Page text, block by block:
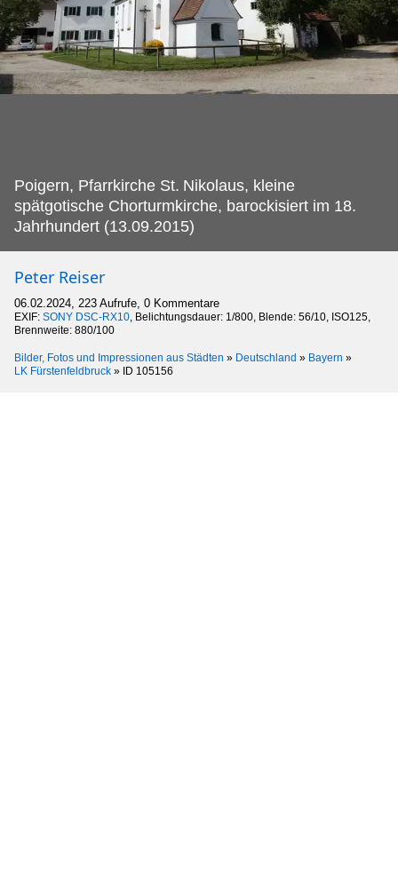
Poigern, Pfarrkirche St. Nikolaus, kleine
spätgotische Chorturmkirche, barockisiert im 18.
Jahrhundert (13.09.2015)
Peter Reiser
06.02.2024, 223 Aufrufe, 0 Kommentare
EXIF: SONY DSC-RX10, Belichtungsdauer: 1/800, Blende: 56/10, ISO125,
Brennweite: 880/100
Bilder, Fotos und Impressionen aus Städten » Deutschland » Bayern »
LK Fürstenfeldbruck » ID 105156